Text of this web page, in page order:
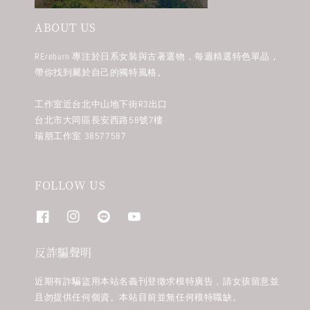
ABOUT US
REreburn 專注於日系女裝與古著選物，每週精選特色單品，
帶你找到屬於自己的獨特風格。
工作室近台北中山地下街R3出口
台北市大同區長安西路58號7樓
瑞朋工作室 38577587
FOLLOW US
反詐騙聲明
近期有詐騙盜用本站名義刊登徵求模特廣告，請女孩留意並
且勿提供任何個資。本站目前並無任何模特職缺。